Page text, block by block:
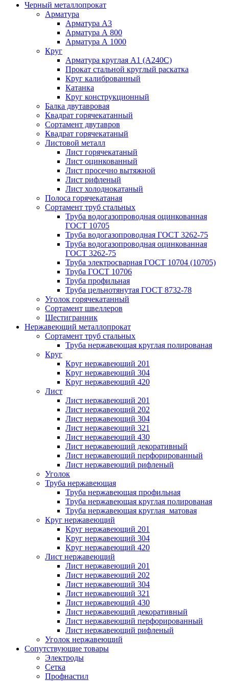
Черный металлопрокат
Арматура
Арматура А3
Арматура А 800
Арматура А 1000
Круг
Арматура круглая А1 (А240C)
Прокат стальной круглый раскатка
Круг калиброванный
Катанка
Круг конструкционный
Балка двутавровая
Квадрат горячекатанный
Сортамент двутавров
Квадрат горячекатаный
Листовой металл
Лист горячекатаный
Лист оцинкованный
Лист просечно вытяжной
Лист рифленый
Лист холоднокатаный
Полоса горячекатаная
Сортамент труб стальных
Труба водогазопроводная оцинкованная
ГОСТ 10705
Труба водогазопроводная ГОСТ 3262-75
Труба водогазопроводная оцинкованная
ГОСТ 3262-75
Труба электросварная ГОСТ 10704 (10705)
Труба ГОСТ 10706
Труба профильная
Труба цельнотянутая ГОСТ 8732-78
Уголок горячекатанный
Сортамент швеллеров
Шестигранник
Нержавеющий металлопрокат
Сортамент труб стальных
Труба нержавеющая круглая полированая
Круг
Круг нержавеющий 201
Круг нержавеющий 304
Круг нержавеющий 420
Лист
Лист нержавеющий 201
Лист нержавеющий 202
Лист нержавеющий 304
Лист нержавеющий 321
Лист нержавеющий 430
Лист нержавеющий декоративный
Лист нержавеющий перфорированный
Лист нержавеющий рифленый
Уголок
Труба нержавеющая
Труба нержавеющая профильная
Труба нержавеющая круглая полированая
Труба нержавеющая круглая матовая
Круг нержавеющий
Круг нержавеющий 201
Круг нержавеющий 304
Круг нержавеющий 420
Лист нержавеющий
Лист нержавеющий 201
Лист нержавеющий 202
Лист нержавеющий 304
Лист нержавеющий 321
Лист нержавеющий 430
Лист нержавеющий декоративный
Лист нержавеющий перфорированный
Лист нержавеющий рифленый
Уголок нержавеющий
Cопутствующие товары
Электроды
Сетка
Профнастил